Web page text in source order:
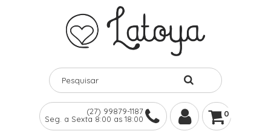
(27) 99879-1187
Seg. a Sexta 8:00 as 18:00
0